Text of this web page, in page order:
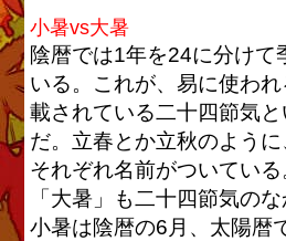
小暑vs大暑
陰暦では1年を24に分けて
いる。これが、易に使わ
載されている二十四節気
だ。立春とか立秋のよう
それぞれ名前がついてい
「大暑」も二十四節気のな
小暑は陰暦の6月、太陽暦